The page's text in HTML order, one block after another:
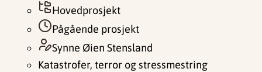
Hovedprosjekt
Pågående prosjekt
Synne Øien Stensland
Katastrofer, terror og stressmestring